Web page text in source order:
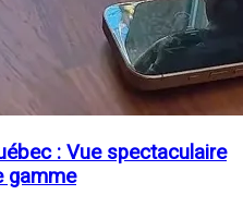
: Vue spectaculaire
gamme